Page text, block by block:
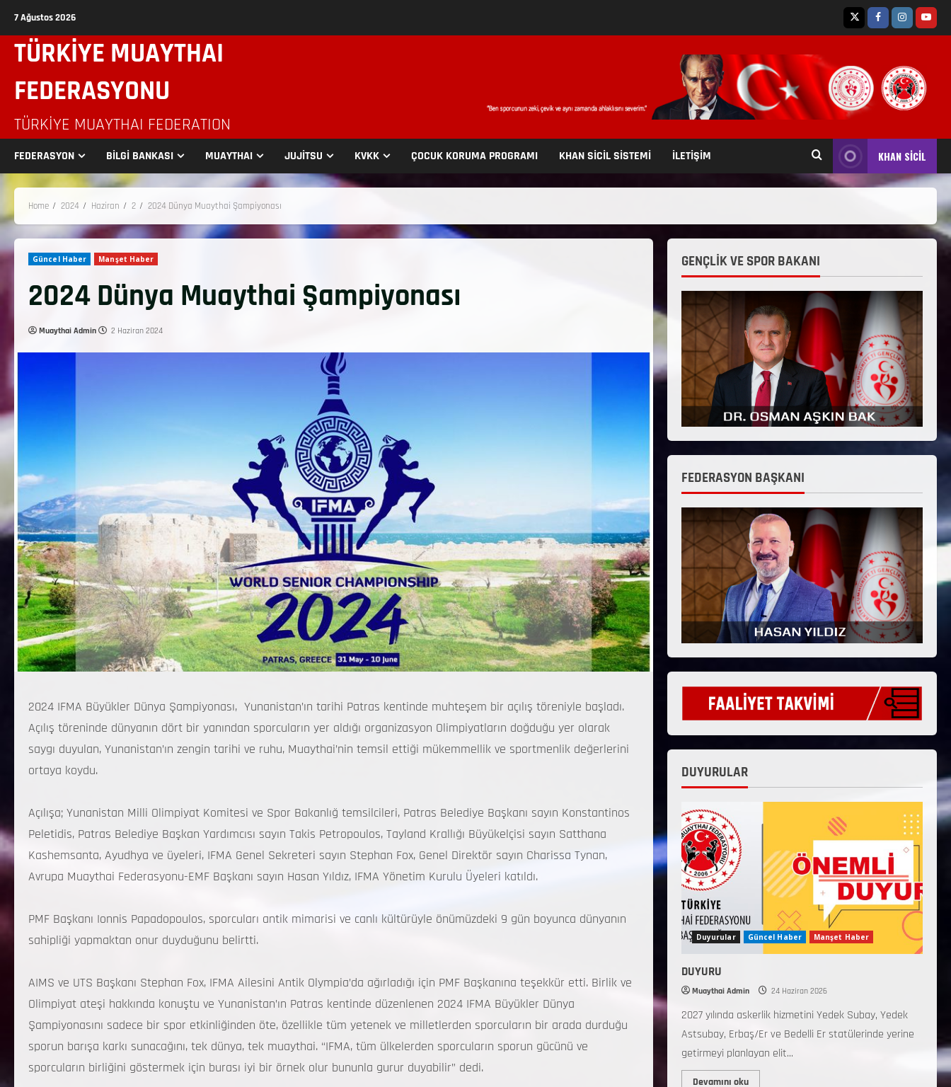
7 Ağustos 2026
TÜRKİYE MUAYTHAI
FEDERASYONU
TÜRKIYE MUAYTHAI FEDERATION
FEDERASYON BİLGİ BANKASI MUAYTHAI JUJİTSU KVKK ÇOCUK KORUMA PROGRAMI KHAN SİCİL SİSTEMİ İLETİŞİM KHAN SİCİL
Home 2024 Haziran 2 2024 Dünya Muaythai Şampiyonası
Güncel Haber Manşet Haber
2024 Dünya Muaythai Şampiyonası
Muaythai Admin 2 Haziran 2024
2024 IFMA Büyükler Dünya Şampiyonası, Yunanistan’ın tarihi Patras kentinde muhteşem bir açılış töreniyle başladı.
Açılış töreninde dünyanın dört bir yanından sporcuların yer aldığı organizasyon Olimpiyatların doğduğu yer olarak
saygı duyulan, Yunanistan’ın zengin tarihi ve ruhu, Muaythai’nin temsil ettiği mükemmellik ve sportmenlik değerlerini
ortaya koydu.
Açılışa; Yunanistan Milli Olimpiyat Komitesi ve Spor Bakanlığ temsilcileri, Patras Belediye Başkanı sayın Konstantinos
Peletidis, Patras Belediye Başkan Yardımcısı sayın Takis Petropoulos, Tayland Krallığı Büyükelçisi sayın Satthana
Kashemsanta, Ayudhya ve üyeleri, IFMA Genel Sekreteri sayın Stephan Fox, Genel Direktör sayın Charissa Tynan,
Avrupa Muaythai Federasyonu-EMF Başkanı sayın Hasan Yıldız, IFMA Yönetim Kurulu Üyeleri katıldı.
PMF Başkanı Ionnis Papadopoulos, sporcuları antik mimarisi ve canlı kültürüyle önümüzdeki 9 gün boyunca dünyanın
sahipliği yapmaktan onur duyduğunu belirtti.
AIMS ve UTS Başkanı Stephan Fox, IFMA Ailesini Antik Olympia’da ağırladığı için PMF Başkanına teşekkür etti. Birlik ve
Olimpiyat ateşi hakkında konuştu ve Yunanistan’ın Patras kentinde düzenlenen 2024 IFMA Büyükler Dünya
Şampiyonasını sadece bir spor etkinliğinden öte, özellikle tüm yetenek ve milletlerden sporcuların bir arada durduğu
sporun barışa karkı sunacağını, tek dünya, tek muaythai. “IFMA, tüm ülkelerden sporcuların sporun gücünü ve
sporcuların birliğini göstermek için burası iyi bir örnek olur bununla gurur duyabilir” dedi.
GENÇLİK VE SPOR BAKANI
FEDERASYON BAŞKANI
DUYURULAR
Duyurular Güncel Haber Manşet Haber
DUYURU
Muaythai Admin 24 Haziran 2026
2027 yılında askerlik hizmetini Yedek Subay, Yedek
Astsubay, Erbaş/Er ve Bedelli Er statülerinde yerine
getirmeyi planlayan elit...
Devamını oku